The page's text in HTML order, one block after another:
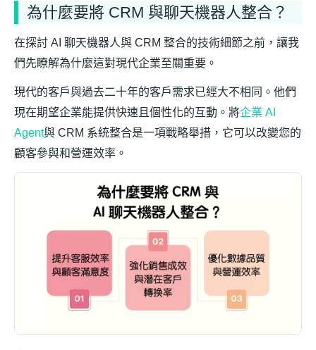
為什麼要將 CRM 與聊天機器人整合？
在探討 AI 聊天機器人與 CRM 整合的技術細節之前，讓我
們先瞭解為什麼這對現代企業至關重要。
現代的客戶與過去二十年的客戶需求已經大不相同。他們
現在期望企業能提供快速且個性化的互動。將企業 AI
Agent與 CRM 系統整合是一項戰略舉措，它可以改變您的
顧客參與和營運效率。